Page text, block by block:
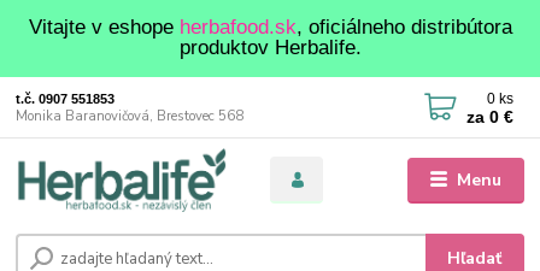
Vitajte v eshope herbafood.sk, oficiálneho distribútora
produktov Herbalife.
Menu
Hľadať
t.č. 0907 551853
Monika Baranovičová, Brestovec 568
0ks
za 0 €